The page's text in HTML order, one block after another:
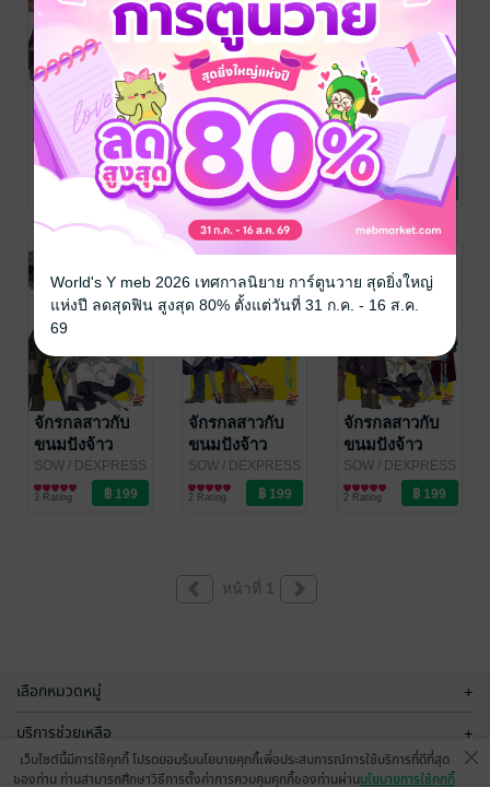
จักรกลสาวกับ
ขนมปังจ้าว
นักรบ เล่ม 4
SOW / DEXPRESS
ไลท์โนเวล
จักรกลสาวกับ
ขนมปังจ้าว
นักรบ เล่ม 1
SOW/ DEXPRESS
ไลท์โนเวล
4 Rating
จักรกลสาวกับ
ขนมปังจ้าว
นักรบ เล่ม 3
SOW/ DEXPRESS
ไลท์โนเวล
3 Rating
จักรกลสาวกับ
ขนมปังจ้าว
นักรบ เล่ม 2
SOW / DEXPRESS
ไลท์โนเวล
3 Rating
จักรกลสาวกับ
ขนมปังจ้าว
นักรบ เล่ม 5
SOW / DEXPRESS
ไลท์โนเวล
2 Rating
จักรกลสาวกับ
ขนมปังจ้าว
นักรบ เล่ม 6
SOW/ DEXPRESS
ไลท์โนเวล
2 Rating
หน้าที่ 1
เลือกหมวดหมู่ +
บริการช่วยเหลือ +
เกี่ยวกับเรา
เว็บไซต์นี้มีการใช้คุกกี้ โปรดยอมรับนโยบายคุกกี้เพื่อประสบการณ์การใช้บริการที่ดีที่สุด
ของท่าน ท่านสามารถศึกษาวิธีการตั้งค่าการควบคุมคุกกี้ของท่านผ่านนโยบายการใช้คุกกี้
World's Y meb 2026 เทศกาลนิยาย การ์ตูนวาย สุดยิ่งใหญ่
แห่งปี ลดสุดฟิน สูงสุด 80% ตั้งแต่วันที่ 31 ก.ค. - 16 ส.ค.
69